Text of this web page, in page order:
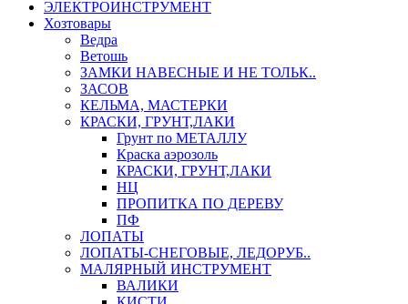
ЭЛЕКТРОИНСТРУМЕНТ
Хозтовары
Ведра
Ветошь
ЗАМКИ НАВЕСНЫЕ И НЕ ТОЛЬК..
ЗАСОВ
КЕЛЬМА, МАСТЕРКИ
КРАСКИ, ГРУНТ,ЛАКИ
Грунт по МЕТАЛЛУ
Краска аэрозоль
КРАСКИ, ГРУНТ,ЛАКИ
НЦ
ПРОПИТКА ПО ДЕРЕВУ
ПФ
ЛОПАТЫ
ЛОПАТЫ-СНЕГОВЫЕ, ЛЕДОРУБ..
МАЛЯРНЫЙ ИНСТРУМЕНТ
ВАЛИКИ